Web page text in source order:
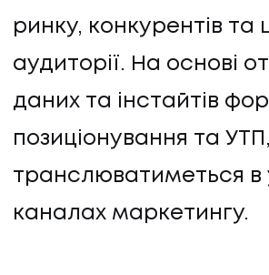
ринку, конкурентів та
аудиторії. На основі
даних та інстайтів
позиціонування та УТП,
транслюватиметься в
каналах маркетингу.